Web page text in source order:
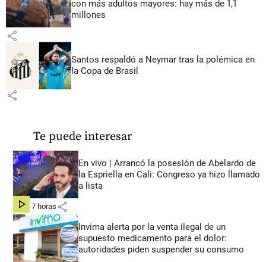
con más adultos mayores: hay más de 1,1
millones
share
Santos respaldó a Neymar tras la polémica en
la Copa de Brasil
share
Te puede interesar
En vivo | Arrancó la posesión de Abelardo de
la Espriella en Cali: Congreso ya hizo llamado
a lista
hace 7 horas share
Invima alerta por la venta ilegal de un
supuesto medicamento para el dolor:
autoridades piden suspender su consumo